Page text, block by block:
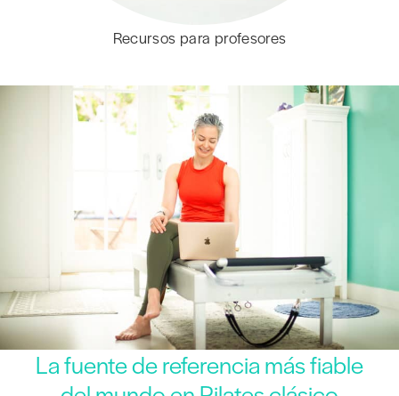
Recursos para profesores
La fuente de referencia más fiable